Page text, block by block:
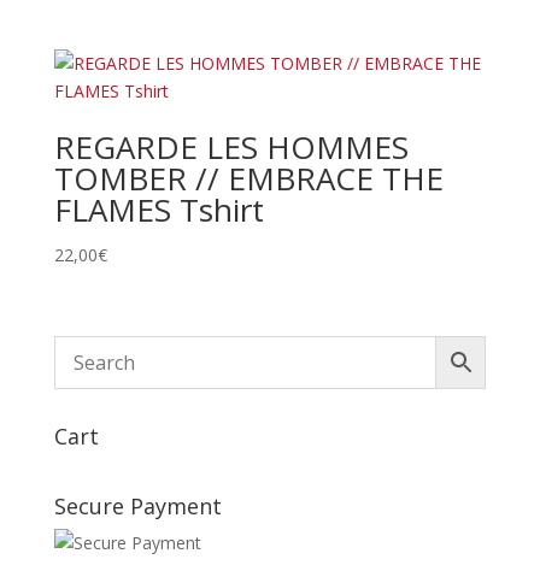
REGARDE LES HOMMES
TOMBER // EMBRACE THE
FLAMES Tshirt
22,00€
Cart
Secure Payment